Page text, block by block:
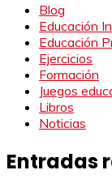
Blog
Educación
Educación
Ejercicios
Formación
Juegos
Libros
Noticias
Entradas